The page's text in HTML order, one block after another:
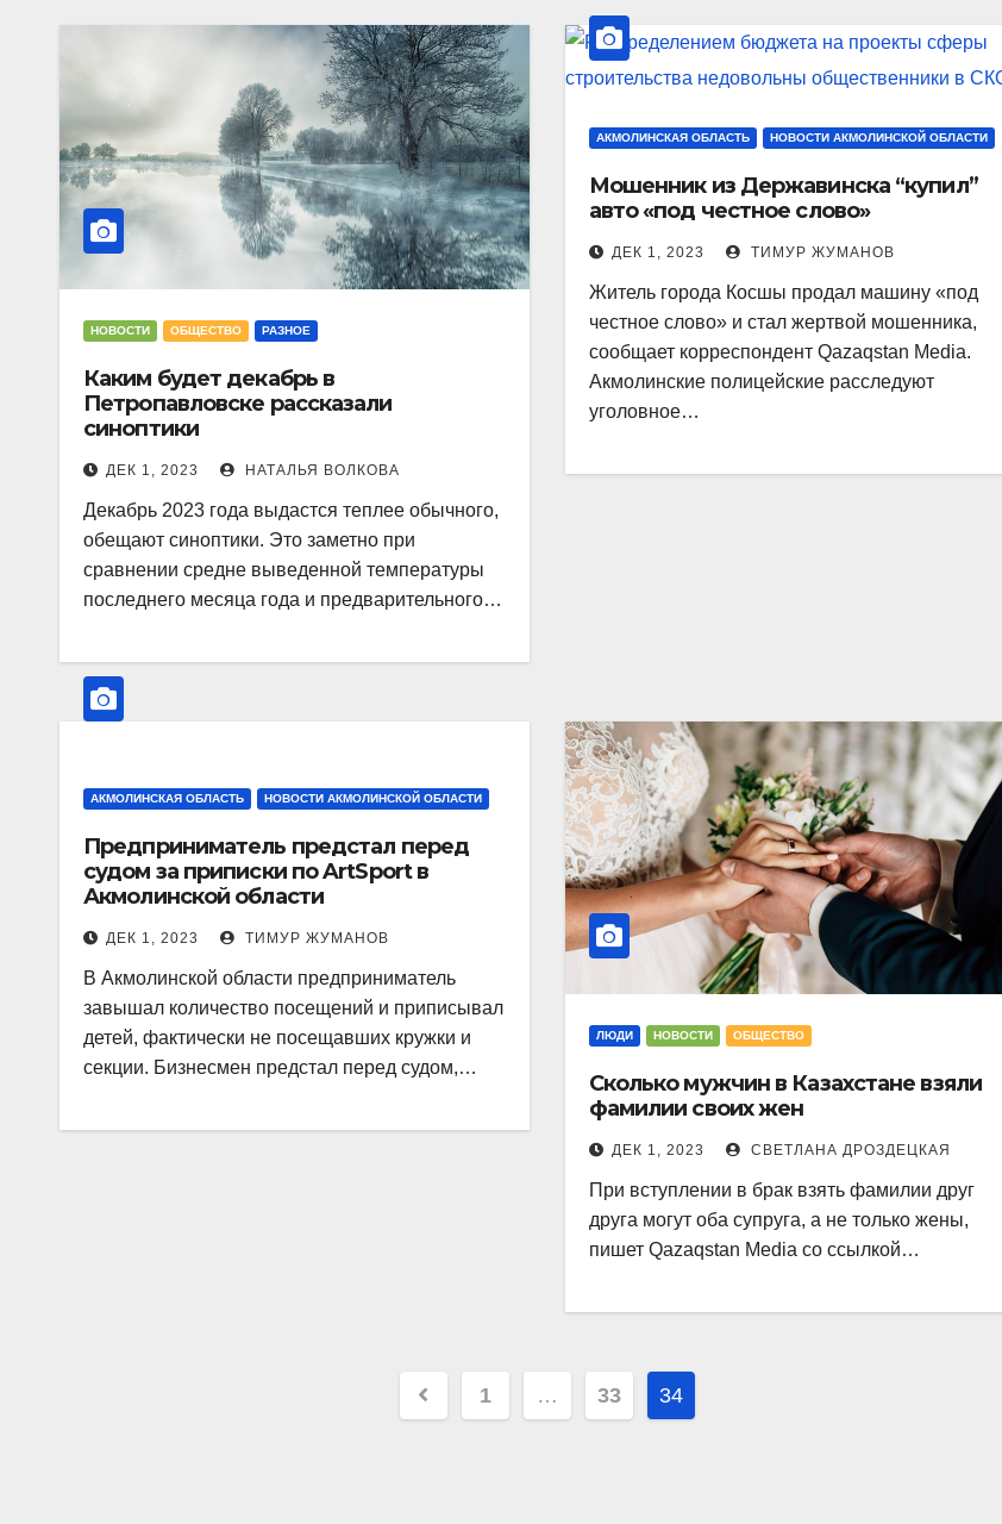
НОВОСТИ ОБЩЕСТВО РАЗНОЕ
Каким будет декабрь в
Петропавловске рассказали
синоптики
ДЕК 1, 2023 НАТАЛЬЯ ВОЛКОВА
Декабрь 2023 года выдастся теплее обычного,
обещают синоптики. Это заметно при
сравнении средне выведенной температуры
последнего месяца года и предварительного…
АКМОЛИНСКАЯ ОБЛАСТЬ НОВОСТИ АКМОЛИНСКОЙ ОБЛАСТИ
Мошенник из Державинска “купил”
авто «под честное слово»
ДЕК 1, 2023 ТИМУР ЖУМАНОВ
Житель города Косшы продал машину «под
честное слово» и стал жертвой мошенника,
сообщает корреспондент Qazaqstan Media.
Акмолинские полицейские расследуют
уголовное…
АКМОЛИНСКАЯ ОБЛАСТЬ НОВОСТИ АКМОЛИНСКОЙ ОБЛАСТИ
Предприниматель предстал перед
судом за приписки по ArtSport в
Акмолинской области
ДЕК 1, 2023 ТИМУР ЖУМАНОВ
В Акмолинской области предприниматель
завышал количество посещений и приписывал
детей, фактически не посещавших кружки и
секции. Бизнесмен предстал перед судом,…
ЛЮДИ НОВОСТИ ОБЩЕСТВО
Сколько мужчин в Казахстане взяли
фамилии своих жен
ДЕК 1, 2023 СВЕТЛАНА ДРОЗДЕЦКАЯ
При вступлении в брак взять фамилии друг
друга могут оба супруга, а не только жены,
пишет Qazaqstan Media со ссылкой…
Пагинация
1 … 33 34